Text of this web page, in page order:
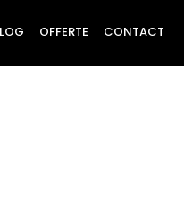
OFFERTE CONTACT